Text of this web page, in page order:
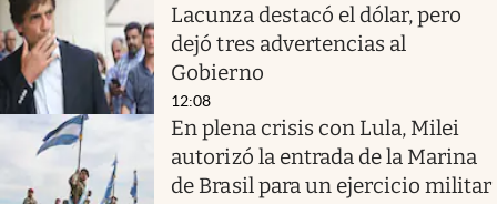
Lacunza destacó el dólar, pero
dejó tres advertencias al
Gobierno
12:08
En plena crisis con Lula, Milei
autorizó la entrada de la Marina
de Brasil para un ejercicio militar